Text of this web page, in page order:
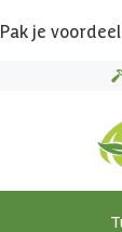
Pak je